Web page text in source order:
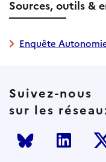
Sources, outils &
Enquête
Suivez-nous
sur les
Bluesky LinkedIn